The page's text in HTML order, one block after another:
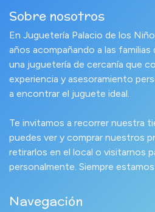
Sobre nosotros
En Juguetería Palacio de los
años acompañando a las
una juguetería de cercanía que
experiencia y asesoramiento
a encontrar el juguete ideal.
Te invitamos a recorrer nuestra
puedes ver y comprar nuestros
retirarlos en el local o visitarnos
personalmente. Siempre
Navegación